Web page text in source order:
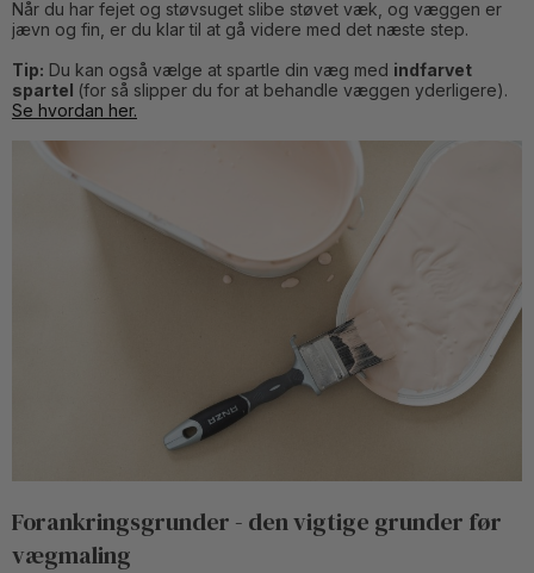
Når du har fejet og støvsuget slibe støvet væk, og væggen er
jævn og fin, er du klar til at gå videre med det næste step.
Tip: Du kan også vælge at spartle din væg med indfarvet
spartel (for så slipper du for at behandle væggen yderligere).
Se hvordan her.
Forankringsgrunder - den vigtige grunder før
vægmaling